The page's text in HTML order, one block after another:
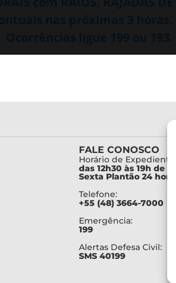
FALE CONOSCO
Horário de Expediente:
das 12h30 às 19h de
Sexta Plantão 24
Telefone:
+55 (48) 3664-7000
Emergência:
199
Alertas Defesa Civil:
SMS 40199